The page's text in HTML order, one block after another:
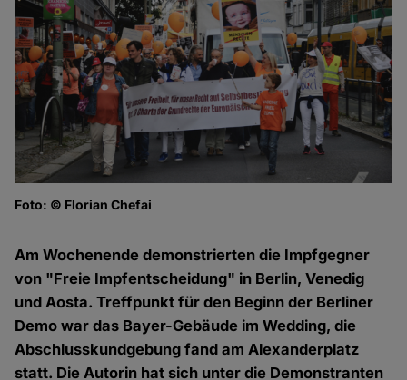
Foto: © Florian Chefai
Am Wochenende demonstrierten die Impfgegner
von "Freie Impfentscheidung" in Berlin, Venedig
und Aosta. Treffpunkt für den Beginn der Berliner
Demo war das Bayer-Gebäude im Wedding, die
Abschlusskundgebung fand am Alexanderplatz
statt. Die Autorin hat sich unter die Demonstranten